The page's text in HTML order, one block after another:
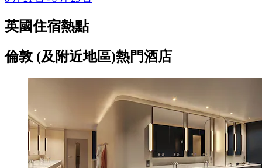
英國住宿熱點
倫敦 (及附近地區)熱門酒店